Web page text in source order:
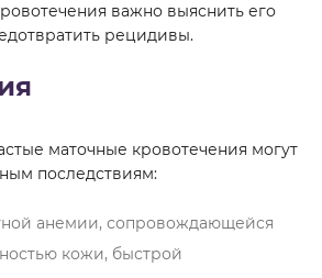
важно выяснить его
рецидивы.
маточные кровотечения могут
последствиям:
анемии, сопровождающейся
кожи, быстрой